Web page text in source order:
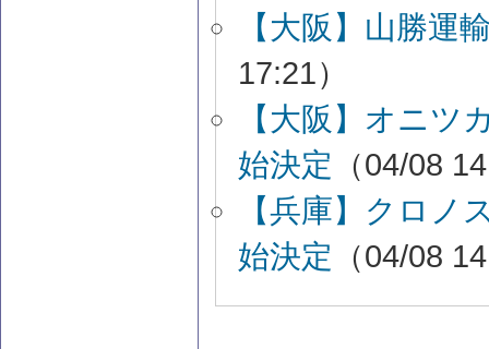
【大阪】山勝運
17:21）
【大阪】オニツ
始決定 （04/08
【兵庫】クロノ
始決定 （04/08